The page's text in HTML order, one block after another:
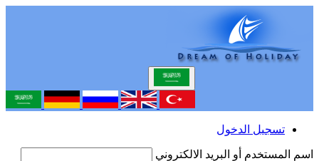
تسجيل الدخول
اسم المستخدم أو البريد الالكتروني